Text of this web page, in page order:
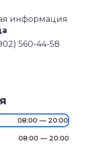
информация
560-44-58
08:00 — 20:00
08:00 — 20:00